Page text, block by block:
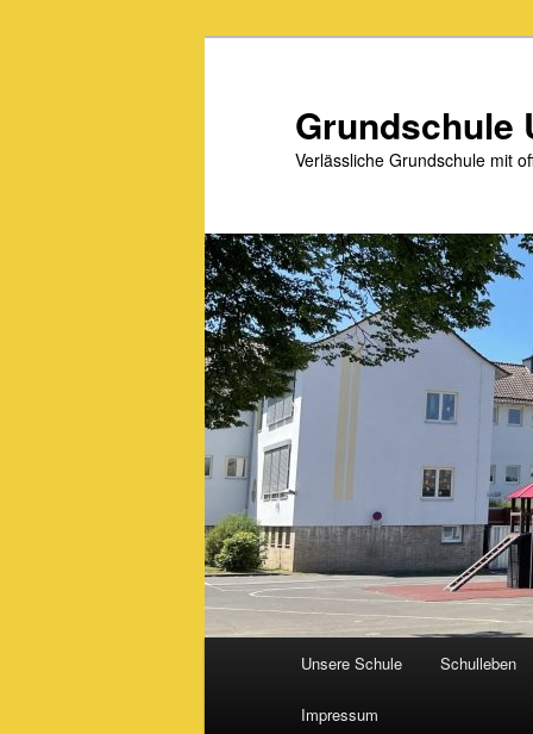
Grundschule
Verlässliche Grundschule mit
Unsere Schule Schulleben
Impressum